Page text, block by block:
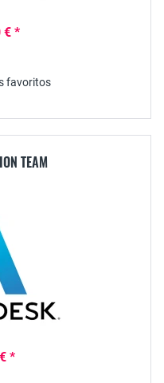
€ *
favoritos
TEAM
*